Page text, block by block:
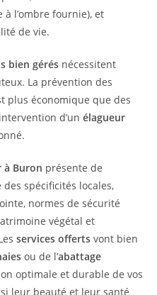
à l’ombre fournie), et
de vie.
bien gérés nécessitent
La prévention des
plus économique que des
d’un élagueur
à Buron présente de
spécificités locales,
normes de sécurité
végétal et
services offerts vont bien
ou de l’abattage
optimale et durable de vos
leur beauté et leur santé